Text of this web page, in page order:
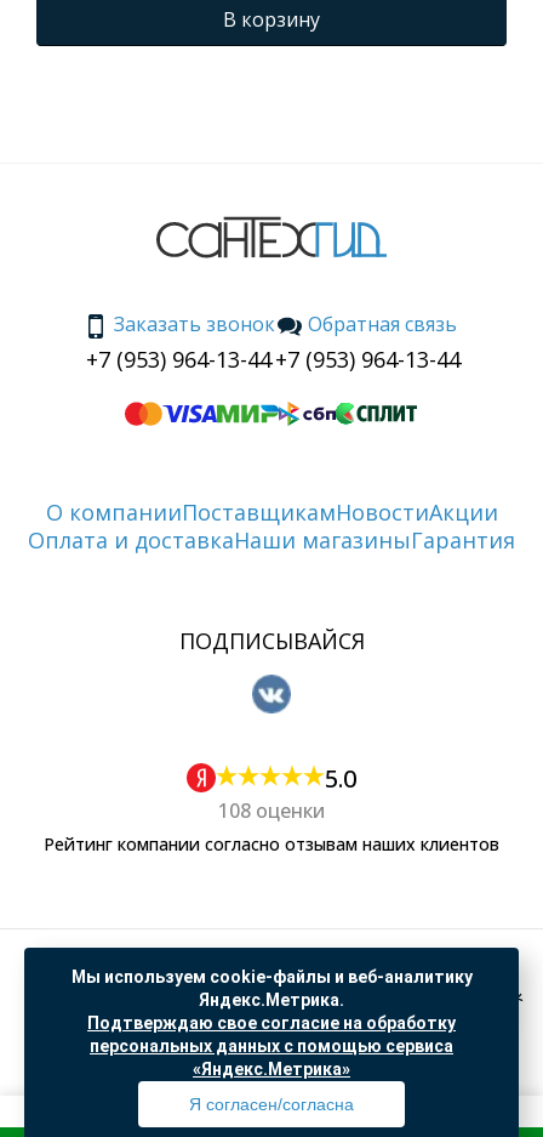
В корзину
Заказать звонок
+7 (953) 964-13-44
Обратная связь
+7 (953) 964-13-44
О компанииПоставщикамНовостиАкции
Оплата и доставкаНаши магазиныГарантия
ПОДПИСЫВАЙСЯ
5.0
108 оценки
Рейтинг компании согласно отзывам наших клиентов
Политика обработки персональных данных
Согласие на обработку данных Яндекс Метрика
"© ООО “САНТЕХГИД”, 2026. Все права защищены. Предложение не является публичной
офертой, цены и информация на сайте ознакомительные
Доработка и продвижение вSO.USE
Мы используем cookie-файлы и веб-аналитику
Яндекс.Метрика.
Подтверждаю свое согласие на обработку
персональных данных с помощью сервиса
«Яндекс.Метрика»
Я согласен/согласна